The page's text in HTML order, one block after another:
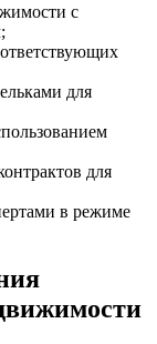
с
для
для
в режиме